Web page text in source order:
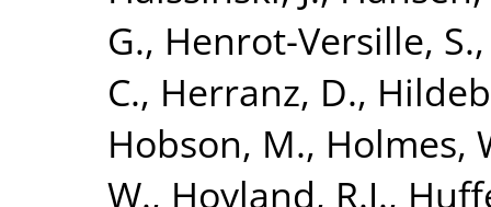
G., Henrot-Versille, S.
C., Herranz, D.,
Hobson, M., Holmes,
W., Hoyland, R.J.,